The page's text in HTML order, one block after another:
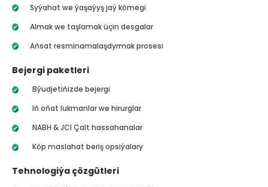
Syýahat we ýaşaýyş jaý kömegi
Almak we taşlamak üçin desgalar
Aňsat resminamalaşdyrmak prosesi
Bejergi paketleri
Býudjetiňizde bejergi
Iň oňat lukmanlar we hirurglar
NABH & JCI Çalt hassahanalar
Köp maslahat beriş opsiýalary
Tehnologiýa çözgütleri